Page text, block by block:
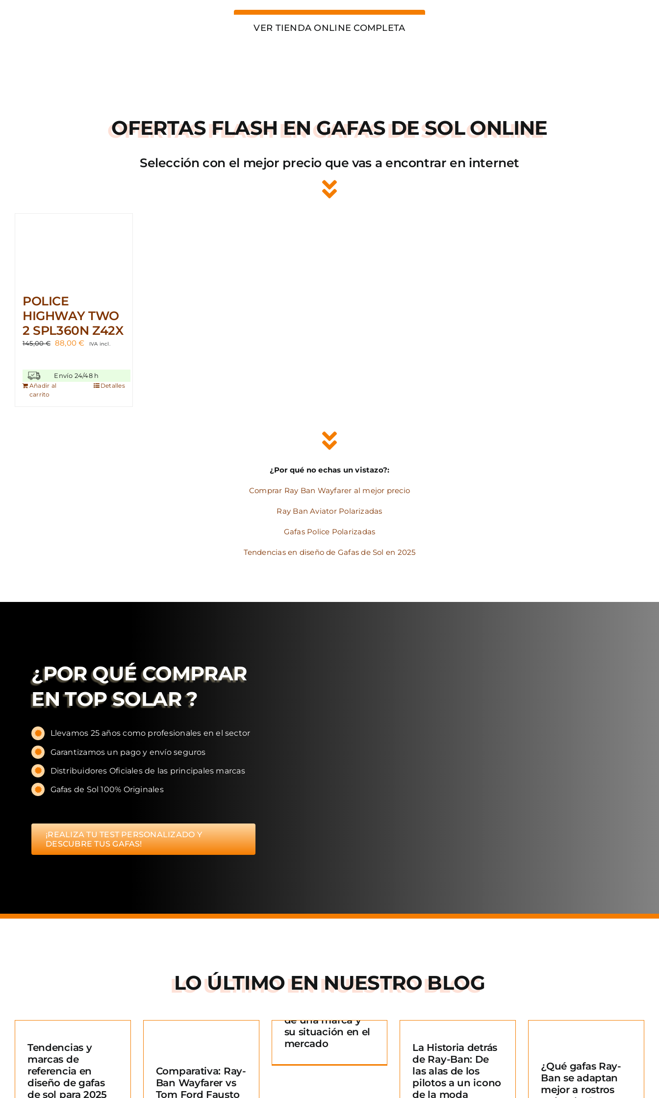
VER TIENDA ONLINE COMPLETA
OFERTAS FLASH EN GAFAS DE SOL ONLINE
Selección con el mejor precio que vas a encontrar en internet
POLICE
HIGHWAY TWO
2 SPL360N Z42X
145,00€ El
era:
145,00 €.
88,00€El
es:
88,00 €.
IVA incl.
Envío 24/48 h
Añadir al
carrito
Detalles
¿Por qué no echas un vistazo?:
Comprar Ray Ban Wayfarer al mejor precio
Ray Ban Aviator Polarizadas
Gafas Police Polarizadas
Tendencias en diseño de Gafas de Sol en 2025
¿POR QUÉ COMPRAR
EN TOP SOLAR ?
Llevamos 25 años como profesionales en el sector
Garantizamos un pago y envío seguros
Distribuidores Oficiales de las principales marcas
Gafas de Sol 100% Originales
¡REALIZA TU TEST PERSONALIZADO Y
DESCUBRE TUS GAFAS!
LO ÚLTIMO ENNUESTRO BLOG
Tendencias y
marcas de
referencia en
diseño de gafas
de sol para 2025
Comparativa: Ray-
Ban Wayfarer vs
Tom Ford Fausto
Comparativa: Ray-
Ban Wayfarer vs
Tom Ford Fausto
mercado
de una marca y
su situación en el
mercado
La Historia detrás
de Ray-Ban: De las
La Historia detrás
de Ray-Ban: De
las alas de los
pilotos a un icono
de la moda
¿Qué gafas Ray-
Ban se adaptan
mejor a rostros
redondos?
¿Qué gafas Ray-
Ban se adaptan
mejor a rostros